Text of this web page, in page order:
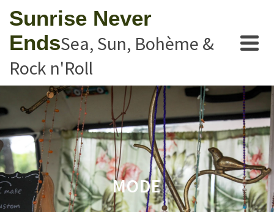
Sunrise Never
EndsSea, Sun, Bohème &
Rock n'Roll
MODE